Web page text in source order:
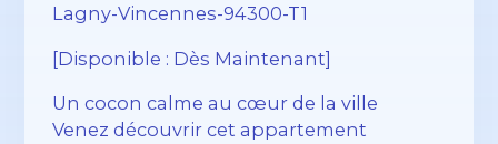
Lagny-Vincennes-94300-T1
[Disponible : Dès Maintenant]
Un cocon calme au cœur de la ville
Venez découvrir cet appartement